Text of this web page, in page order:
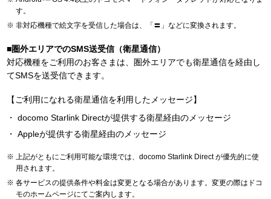
す。
非対応機種で絵文字を受信した場合は、「〓」などに変換されます。
■圏外エリアでのSMS送受信（衛星通信）
対応機種をご利用のお客さまは、圏外エリアでも衛星通信を経由し
てSMSを送受信できます。
【ご利用になれる衛星通信を利用したメッセージ】
docomo Starlink Directが提供する衛星経由のメッセージ
Appleが提供する衛星経由のメッセージ
上記がともにご利用可能な環境では、docomo Starlink Direct が優先的に使
用されます。
各サービスの提供条件や料金は変更となる場合があります。変更の際はドコ
モのホームページにてご案内します。